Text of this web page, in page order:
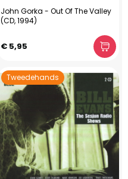
John Gorka - Out Of The Valley
(CD, 1994)
€ 5,95
Tweedehands